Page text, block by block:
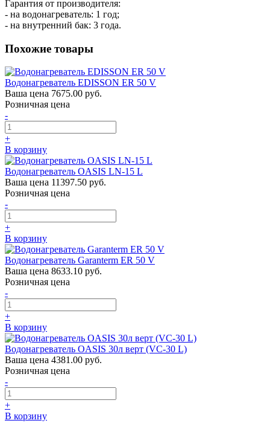
Гарантия от производителя:
- на водонагреватель: 1 год;
- на внутренний бак: 3 года.
Похожие товары
Водонагреватель EDISSON ER 50 V
Ваша цена 7675.00 руб.
Розничная цена
-
+
В корзину
Водонагреватель OASIS LN-15 L
Ваша цена 11397.50 руб.
Розничная цена
-
+
В корзину
Водонагреватель Garanterm ER 50 V
Ваша цена 8633.10 руб.
Розничная цена
-
+
В корзину
Водонагреватель OASIS 30л верт (VС-30 L)
Ваша цена 4381.00 руб.
Розничная цена
-
+
В корзину